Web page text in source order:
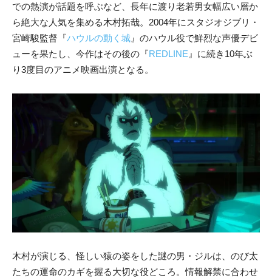
での熱演が話題を呼ぶなど、長年に渡り老若男女幅広い層か
ら絶大な人気を集める木村拓哉。2004年にスタジオジブリ・
宮崎駿監督『ハウルの動く城 』のハウル役で鮮烈な声優デビ
ューを果たし、今作はその後の『REDLINE 』に続き10年ぶ
り3度目のアニメ映画出演となる。
木村が演じる、怪しい猿の姿をした謎の男・ジルは、のび太
たちの運命のカギを握る大切な役どころ。情報解禁に合わせ